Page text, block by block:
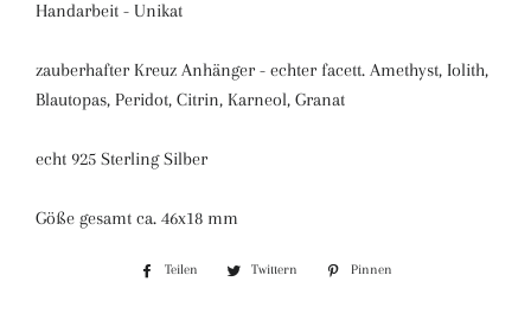
Handarbeit - Unikat
zauberhafter Kreuz Anhänger - echter facett. Amethyst, Iolith,
Blautopas, Peridot, Citrin, Karneol, Granat
echt 925 Sterling Silber
Göße gesamt ca. 46x18 mm
Teilen
Auf
Twittern
Auf
Pinnen